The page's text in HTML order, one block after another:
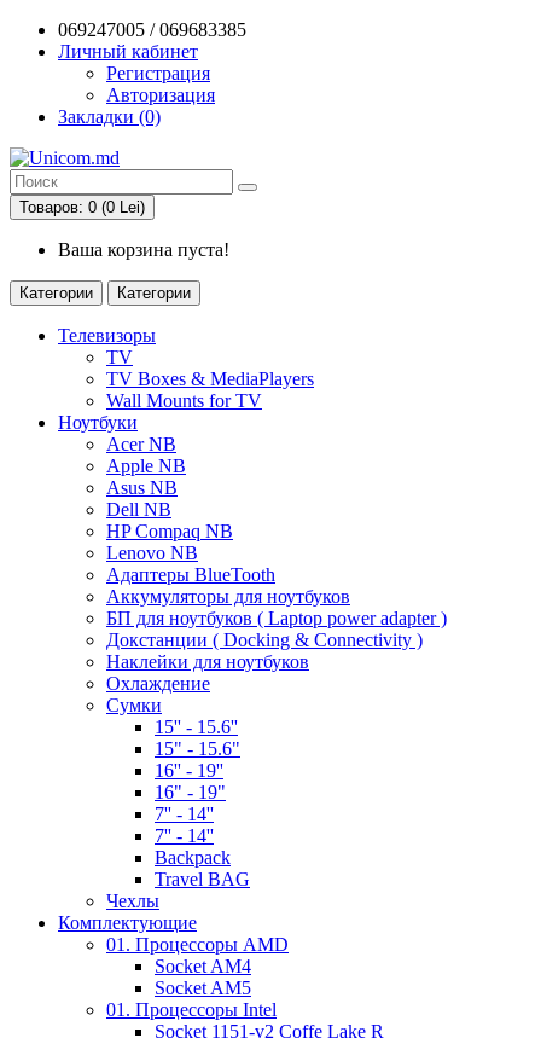
069247005 / 069683385
Личный кабинет
Регистрация
Авторизация
Закладки (0)
Товаров: 0 (0 Lei)
Ваша корзина пуста!
Категории Категории
Телевизоры
TV
TV Boxes & MediaPlayers
Wall Mounts for TV
Ноутбуки
Acer NB
Apple NB
Asus NB
Dell NB
HP Compaq NB
Lenovo NB
Адаптеры BlueTooth
Аккумуляторы для ноутбуков
БП для ноутбуков ( Laptop power adapter )
Докстанции ( Docking & Connectivity )
Наклейки для ноутбуков
Охлаждение
Сумки
15'' - 15.6''
15" - 15.6"
16'' - 19''
16" - 19"
7'' - 14''
7'' - 14''
Backpack
Travel BAG
Чехлы
Комплектующие
01. Процессоры AMD
Socket AM4
Socket AM5
01. Процессоры Intel
Socket 1151-v2 Coffe Lake R